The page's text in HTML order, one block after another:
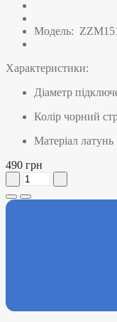
Модель:
Характеристики:
Діаметр
Колір чорний
Матеріал латунь
490 грн